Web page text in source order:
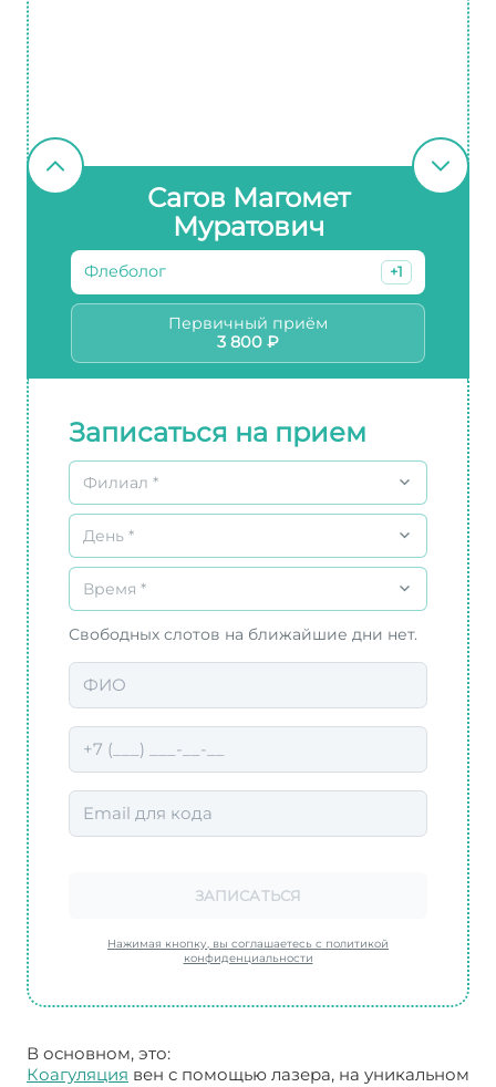
Сагов Магомет
Муратович
Флеболог +1
Первичный приём
3 800 ₽
Записаться на прием
Филиал *
День *
Время *
Свободных слотов на ближайшие дни нет.
ЗАПИСАТЬСЯ
Нажимая кнопку, вы соглашаетесь с политикой
конфиденциальности
В основном, это:
Коагуляция вен с помощью лазера, на уникальном